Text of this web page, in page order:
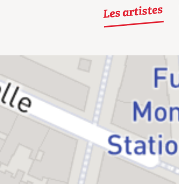
Les artistes